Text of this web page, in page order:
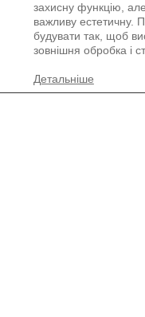
захисну функцію,
важливу естетичну.
будувати так, щоб
зовнішня обробка і